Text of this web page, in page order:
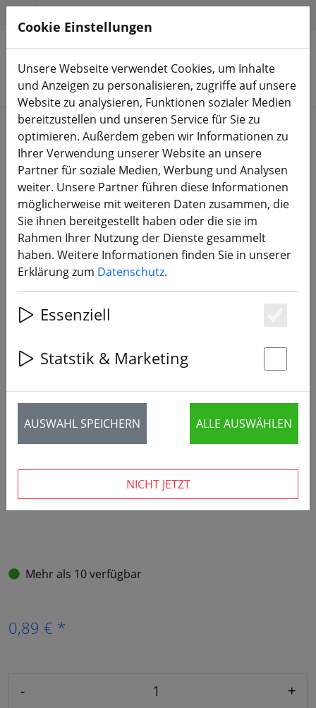
Produkte suchen
Start Akkus Ladezubehör
XT60 Buchse mit Schutzkappe
Mehr als 10 verfügbar
0,89 € *
- +
Cookie Einstellungen
Unsere Webseite verwendet Cookies, um Inhalte
und Anzeigen zu personalisieren, zugriffe auf unsere
Website zu analysieren, Funktionen sozialer Medien
bereitzustellen und unseren Service für Sie zu
optimieren. Außerdem geben wir Informationen zu
Ihrer Verwendung unserer Website an unsere
Partner für soziale Medien, Werbung und Analysen
weiter. Unsere Partner führen diese Informationen
möglicherweise mit weiteren Daten zusammen, die
Sie ihnen bereitgestellt haben oder die sie im
Rahmen Ihrer Nutzung der Dienste gesammelt
haben. Weitere Informationen finden Sie in unserer
Erklärung zum Datenschutz.
Essenziell
Statstik & Marketing
AUSWAHL SPEICHERN ALLE AUSWÄHLEN
NICHT JETZT